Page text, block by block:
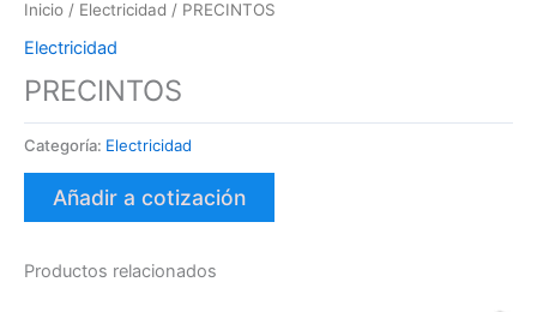
Inicio / Electricidad / PRECINTOS
Electricidad
PRECINTOS
Categoría: Electricidad
Añadir a cotización
Productos relacionados